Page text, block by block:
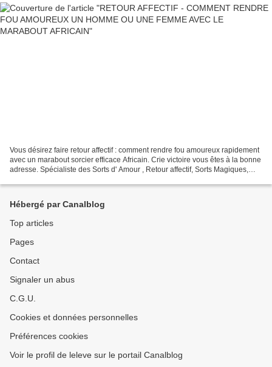
Vous désirez faire retour affectif : comment rendre fou amoureux rapidement
avec un marabout sorcier efficace Africain. Crie victoire vous êtes à la bonne
adresse. Spécialiste des Sorts d' Amour , Retour affectif, Sorts Magiques,
Hébergé par Canalblog
Top articles
Pages
Contact
Signaler un abus
C.G.U.
Cookies et données personnelles
Préférences cookies
Voir le profil de leleve sur le portail Canalblog